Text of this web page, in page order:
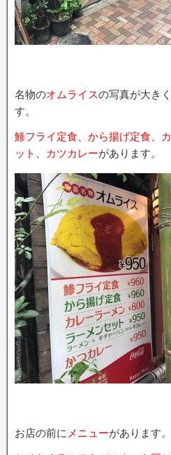
名物のオムライスの写真が大き
す。
鯵フライ定食 から揚げ定食
ット
カツカレーがあります。
お店の前に メニューがあります。